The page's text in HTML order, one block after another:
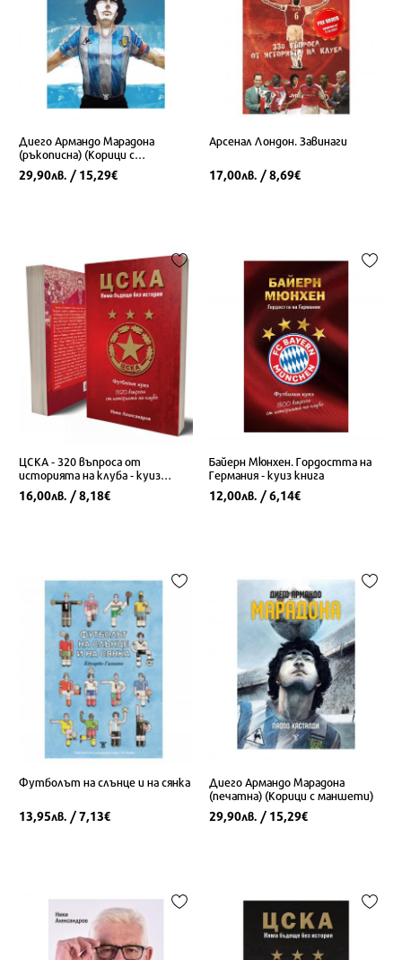
Диего Армандо Марадона
(ръкописна) (Корици с
маншети)
29,90лв. / 15,29€
Арсенал Лондон. Завинаги
17,00лв. / 8,69€
ЦСКА - 320 въпроса от
историята на клуба - куиз
книга
16,00лв. / 8,18€
Байерн Мюнхен. Гордостта на
Германия - куиз книга
12,00лв. / 6,14€
Футболът на слънце и на сянка
13,95лв. / 7,13€
Диего Армандо Марадона
(печатна) (Корици с маншети)
29,90лв. / 15,29€